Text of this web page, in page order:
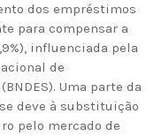
dos empréstimos
para compensar a
influenciada pela
de
Uma parte da
deve à substituição
pelo mercado de